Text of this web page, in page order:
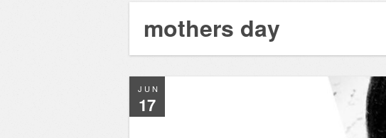
mothers day
JUN
17